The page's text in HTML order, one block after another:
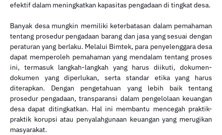
efektif dalam meningkatkan kapasitas pengadaan di tingkat desa.
Banyak desa mungkin memiliki keterbatasan dalam pemahaman
tentang prosedur pengadaan barang dan jasa yang sesuai dengan
peraturan yang berlaku. Melalui Bimtek, para penyelenggara desa
dapat memperoleh pemahaman yang mendalam tentang proses
ini, termasuk langkah-langkah yang harus diikuti, dokumen-
dokumen yang diperlukan, serta standar etika yang harus
diterapkan. Dengan pengetahuan yang lebih baik tentang
prosedur pengadaan, transparansi dalam pengelolaan keuangan
desa dapat ditingkatkan. Hal ini membantu mencegah praktik-
praktik korupsi atau penyalahgunaan keuangan yang merugikan
masyarakat.